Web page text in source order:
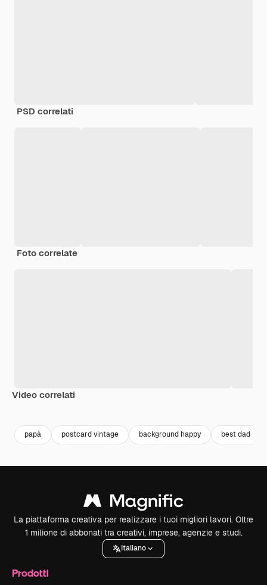
PSD correlati
Foto correlate
Video correlati
papà postcard vintage background happy best dad
La piattaforma creativa per realizzare i tuoi migliori lavori. Oltre
1 milione di abbonati tra creativi, imprese, agenzie e studi.
Italiano
Prodotti